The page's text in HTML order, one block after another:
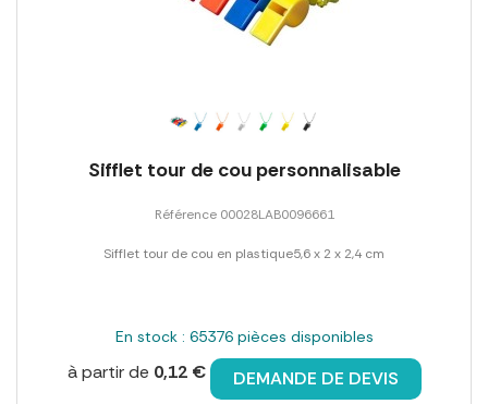
Sifflet tour de cou personnalisable
Référence 00028LAB0096661
Sifflet tour de cou en plastique5,6 x 2 x 2,4 cm
En stock : 65376 pièces disponibles
à partir de 0,12 € DEMANDE DE DEVIS